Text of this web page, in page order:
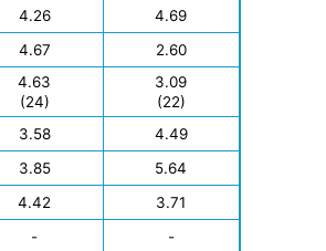
4.26 4.69
4.67 2.60
4.63
(24)
3.09
(22)
3.58 4.49
3.85 5.64
4.42 3.71
- -